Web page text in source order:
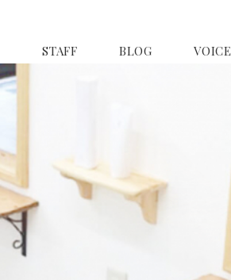
STAFF BLOG VOICE